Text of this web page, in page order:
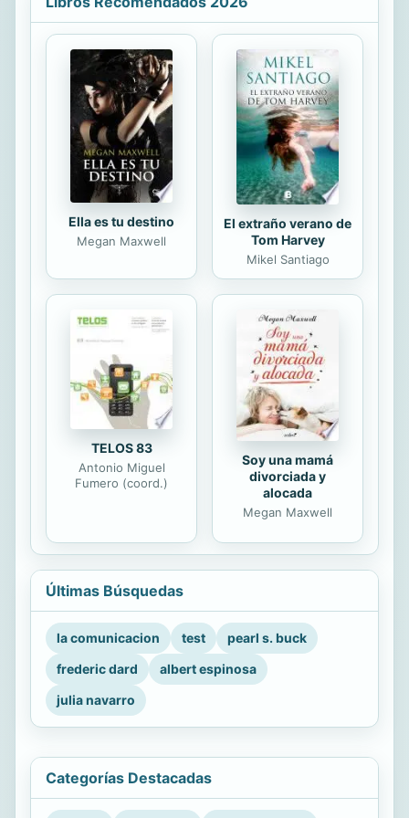
ella un reguero de sangre. Nadie en
Atler ni el detective Evan Reed serán
conscientes de que asumir este caso
que les acaba de ser asignado,
supondrá para ellos lo más cercano a
una sentencia de muerte…
Ella es tu destino
Megan Maxwell
El extraño verano de
Tom Harvey
Mikel Santiago
TELOS 83
Antonio Miguel
Fumero (coord.)
Soy una mamá
divorciada y
alocada
Megan Maxwell
Últimas Búsquedas
la comunicacion test
pearl s. buck
frederic dard
albert espinosa
julia navarro
Categorías Destacadas